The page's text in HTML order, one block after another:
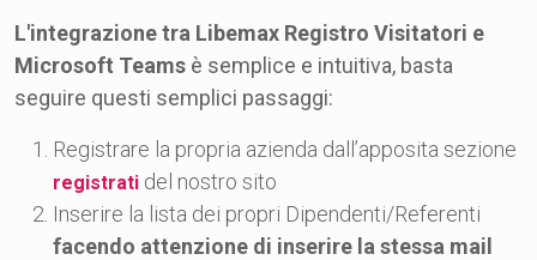
L'integrazione tra Libemax Registro Visitatori e
Microsoft Teams è semplice e intuitiva, basta
seguire questi semplici passaggi:
Registrare la propria azienda dall’apposita sezione
registrati del nostro sito
Inserire la lista dei propri Dipendenti/Referenti
facendo attenzione di inserire la stessa mail